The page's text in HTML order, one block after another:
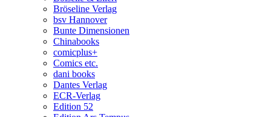
Bröseline Verlag
bsv Hannover
Bunte Dimensionen
Chinabooks
comicplus+
Comics etc.
dani books
Dantes Verlag
ECR-Verlag
Edition 52